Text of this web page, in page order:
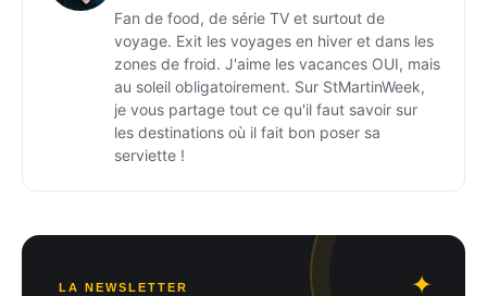
Fan de food, de série TV et surtout de
voyage. Exit les voyages en hiver et dans les
zones de froid. J'aime les vacances OUI, mais
au soleil obligatoirement. Sur StMartinWeek,
je vous partage tout ce qu'il faut savoir sur
les destinations où il fait bon poser sa
serviette !
LA NEWSLETTER